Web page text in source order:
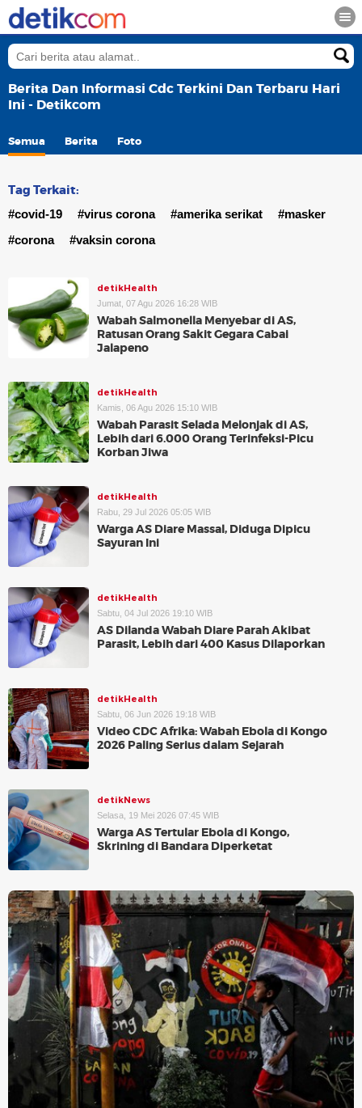
Berita Dan Informasi Cdc Terkini Dan Terbaru Hari
Ini - Detikcom
Semua Berita Foto
Tag Terkait:
#covid-19 #virus corona #amerika serikat
#masker
#corona
#vaksin corona
detikHealth
Jumat, 07 Agu 2026 16:28 WIB
Wabah Salmonella Menyebar di AS,
Ratusan Orang Sakit Gegara Cabai
Jalapeno
detikHealth
Kamis, 06 Agu 2026 15:10 WIB
Wabah Parasit Selada Melonjak di AS,
Lebih dari 6.000 Orang Terinfeksi-Picu
Korban Jiwa
detikHealth
Rabu, 29 Jul 2026 05:05 WIB
Warga AS Diare Massal, Diduga Dipicu
Sayuran Ini
detikHealth
Sabtu, 04 Jul 2026 19:10 WIB
AS Dilanda Wabah Diare Parah Akibat
Parasit, Lebih dari 400 Kasus Dilaporkan
detikHealth
Sabtu, 06 Jun 2026 19:18 WIB
Video CDC Afrika: Wabah Ebola di Kongo
2026 Paling Serius dalam Sejarah
detikNews
Selasa, 19 Mei 2026 07:45 WIB
Warga AS Tertular Ebola di Kongo,
Skrining di Bandara Diperketat